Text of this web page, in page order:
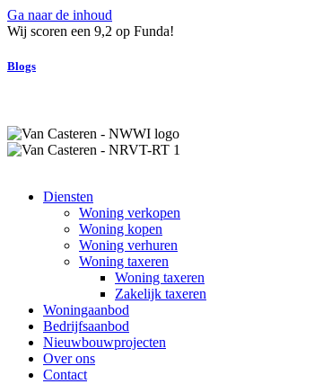
Ga naar de inhoud
Wij scoren een 9,2 op Funda!
Blogs
Diensten
Woning verkopen
Woning kopen
Woning verhuren
Woning taxeren
Woning taxeren
Zakelijk taxeren
Woningaanbod
Bedrijfsaanbod
Nieuwbouwprojecten
Over ons
Contact